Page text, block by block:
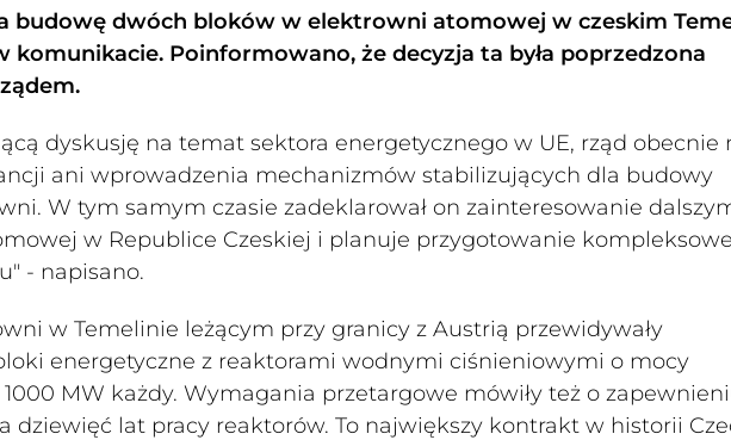
budowę dwóch bloków w elektrowni atomowej w czeskim
komunikacie. Poinformowano, że decyzja ta była poprzedzona
dyskusję na temat sektora energetycznego w UE, rząd obecnie
ani wprowadzenia mechanizmów stabilizujących dla budowy
W tym samym czasie zadeklarował on zainteresowanie
w Republice Czeskiej i planuje przygotowanie
- napisano.
w Temelinie leżącym przy granicy z Austrią przewidywały
energetyczne z reaktorami wodnymi ciśnieniowymi o mocy
MW każdy. Wymagania przetargowe mówiły też o
dziewięć lat pracy reaktorów. To największy kontrakt w historii